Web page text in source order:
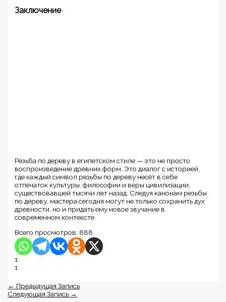
Заключение
Резьба по дереву в египетском стиле — это не просто
воспроизведение древних форм. Это диалог с историей,
где каждый символ резьбы по дереву несёт в себе
отпечаток культуры, философии и веры цивилизации,
существовавшей тысячи лет назад. Следуя канонам резьбы
по дереву, мастера сегодня могут не только сохранить дух
древности, но и придать ему новое звучание в
современном контексте.
Всего просмотров: 888
1
1
← Предыдущая Запись
Следующая Запись →